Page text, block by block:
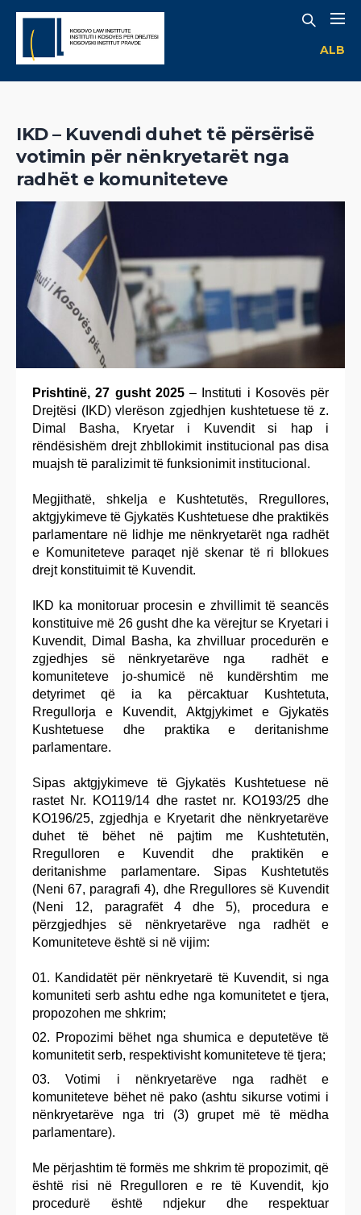
ALB
IKD – Kuvendi duhet të përsërisë
votimin për nënkryetarët nga
radhët e komuniteteve
Prishtinë, 27 gusht 2025– Instituti i Kosovës për
Drejtësi (IKD) vlerëson zgjedhjen kushtetuese të z.
Dimal Basha, Kryetar i Kuvendit si hap i
rëndësishëm drejt zhbllokimit institucional pas disa
muajsh të paralizimit të funksionimit institucional.
Megjithatë, shkelja e Kushtetutës, Rregullores,
aktgjykimeve të Gjykatës Kushtetuese dhe praktikës
parlamentare në lidhje me nënkryetarët nga radhët
e Komuniteteve paraqet një skenar të ri bllokues
drejt konstituimit të Kuvendit.
IKD ka monitoruar procesin e zhvillimit të seancës
konstituive më 26 gusht dhe ka vërejtur se Kryetari i
Kuvendit, Dimal Basha, ka zhvilluar procedurën e
zgjedhjes së nënkryetarëve nga radhët e
komuniteteve jo-shumicë në kundërshtim me
detyrimet që ia ka përcaktuar Kushtetuta,
Rregullorja e Kuvendit, Aktgjykimet e Gjykatës
Kushtetuese dhe praktika e deritanishme
parlamentare.
Sipas aktgjykimeve të Gjykatës Kushtetuese në
rastet Nr. KO119/14 dhe rastet nr. KO193/25 dhe
KO196/25, zgjedhja e Kryetarit dhe nënkryetarëve
duhet të bëhet në pajtim me Kushtetutën,
Rregulloren e Kuvendit dhe praktikën e
deritanishme parlamentare. Sipas Kushtetutës
(Neni 67, paragrafi 4), dhe Rregullores së Kuvendit
(Neni 12, paragrafët 4 dhe 5), procedura e
përzgjedhjes së nënkryetarëve nga radhët e
Komuniteteve është si në vijim:
Kandidatët për nënkryetarë të Kuvendit, si nga
komuniteti serb ashtu edhe nga komunitetet e tjera,
propozohen me shkrim;
Propozimi bëhet nga shumica e deputetëve të
komunitetit serb, respektivisht komuniteteve të tjera;
Votimi i nënkryetarëve nga radhët e
komuniteteve bëhet në pako (ashtu sikurse votimi i
nënkryetarëve nga tri (3) grupet më të mëdha
parlamentare).
Me përjashtim të formës me shkrim të propozimit, që
është risi në Rregulloren e re të Kuvendit, kjo
procedurë është ndjekur dhe respektuar